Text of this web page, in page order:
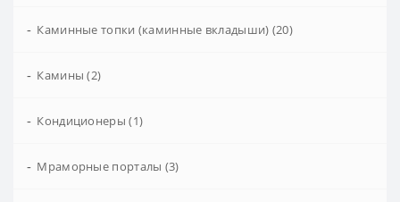
- Каминные топки (каминные вкладыши) (20)
- Камины (2)
- Кондиционеры (1)
- Мраморные порталы (3)